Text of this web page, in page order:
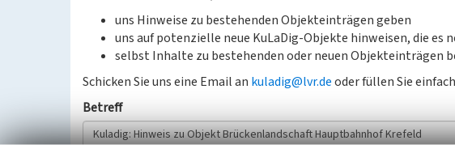
uns Hinweise zu bestehenden Objekteinträgen geben
uns auf potenzielle neue KuLaDig-Objekte hinweisen, die es
selbst Inhalte zu bestehenden oder neuen Objekteinträgen
Schicken Sie uns eine Email an kuladig@lvr.deoder füllen Sie
Betreff